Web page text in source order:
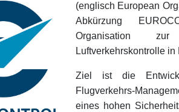
(englisch European
Abkürzung
Organisation
Luftverkehrskontrolle
Ziel ist die
Flugverkehrs-
eines hohen